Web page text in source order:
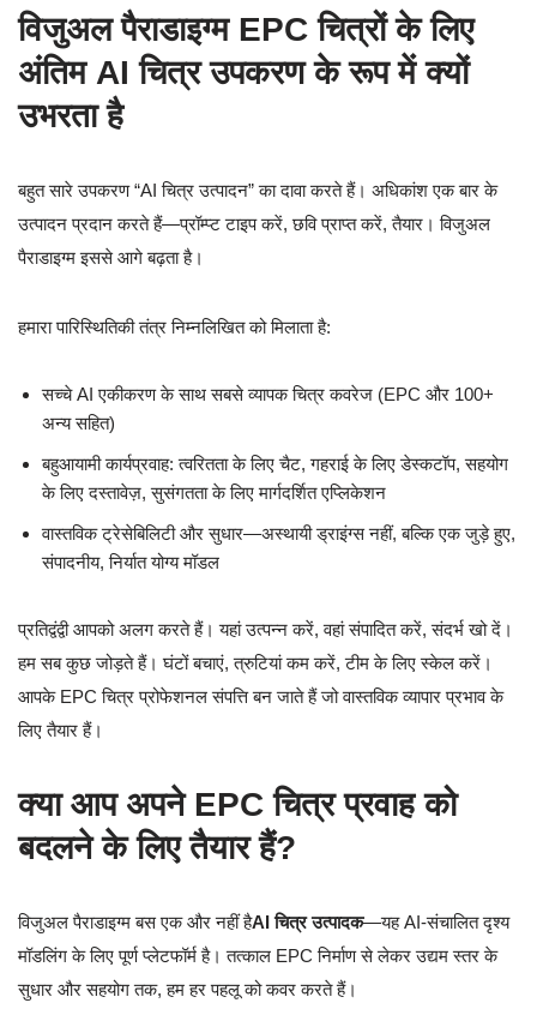
विजुअल पैराडाइग्म EPC चित्रों के लिए
अंतिम AI चित्र उपकरण के रूप में क्यों
उभरता है
बहुत सारे उपकरण “AI चित्र उत्पादन” का दावा करते हैं। अधिकांश एक बार के
उत्पादन प्रदान करते हैं—प्रॉम्प्ट टाइप करें, छवि प्राप्त करें, तैयार। विजुअल
पैराडाइग्म इससे आगे बढ़ता है।
हमारा पारिस्थितिकी तंत्र निम्नलिखित को मिलाता है:
सच्चे AI एकीकरण के साथ सबसे व्यापक चित्र कवरेज (EPC और 100+
अन्य सहित)
बहुआयामी कार्यप्रवाह: त्वरितता के लिए चैट, गहराई के लिए डेस्कटॉप, सहयोग
के लिए दस्तावेज़, सुसंगतता के लिए मार्गदर्शित एप्लिकेशन
वास्तविक ट्रेसेबिलिटी और सुधार—अस्थायी ड्राइंग्स नहीं, बल्कि एक जुड़े हुए,
संपादनीय, निर्यात योग्य मॉडल
प्रतिद्वंद्वी आपको अलग करते हैं। यहां उत्पन्न करें, वहां संपादित करें, संदर्भ खो दें।
हम सब कुछ जोड़ते हैं। घंटों बचाएं, त्रुटियां कम करें, टीम के लिए स्केल करें।
आपके EPC चित्र प्रोफेशनल संपत्ति बन जाते हैं जो वास्तविक व्यापार प्रभाव के
लिए तैयार हैं।
क्या आप अपने EPC चित्र प्रवाह को
बदलने के लिए तैयार हैं?
विजुअल पैराडाइग्म बस एक और नहीं हैAI चित्र उत्पादक—यह AI-संचालित दृश्य
मॉडलिंग के लिए पूर्ण प्लेटफॉर्म है। तत्काल EPC निर्माण से लेकर उद्यम स्तर के
सुधार और सहयोग तक, हम हर पहलू को कवर करते हैं।